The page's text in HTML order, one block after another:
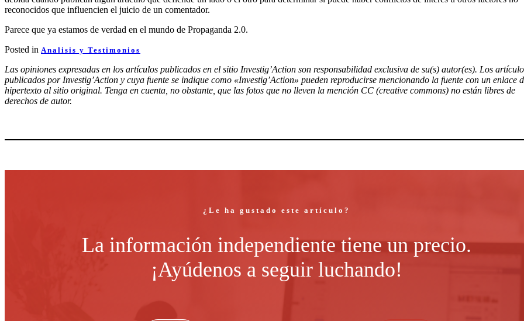
reconocidos que influencien el juicio de un comentador.
Parece que ya estamos de verdad en el mundo de Propaganda 2.0.
Posted in Analisis y Testimonios
Las opiniones expresadas en los artículos publicados en el sitio Investig’Action son responsabilidad exclusiva de su(s) autor(es). Los
publicados por Investig’Action y cuya fuente se indique como «Investig’Action» pueden reproducirse mencionando la fuente con un enlace
hipertexto al sitio original. Tenga en cuenta, no obstante, que las fotos que no lleven la mención CC (creative commons) no están libres de
derechos de autor.
¿Le ha gustado este artículo?
La información independiente tiene un precio.
¡Ayúdenos a seguir luchando!